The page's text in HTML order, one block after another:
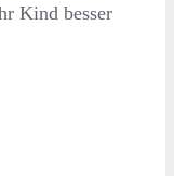
Kind besser